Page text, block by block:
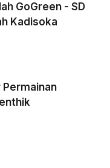
GoGreen - SD
Kadisoka
Permainan